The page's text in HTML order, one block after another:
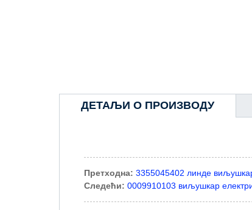
ДЕТАЉИ О ПРОИЗВОДУ
Претходна: 3355045402 линде
Следећи: 0009910103 виљушкар